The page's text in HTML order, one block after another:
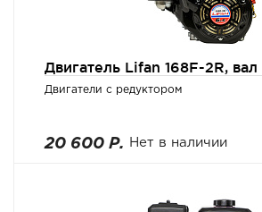
Двигатель Lifan 168F-2R,
Двигатели с редуктором
20 600 Р. Нет в наличии